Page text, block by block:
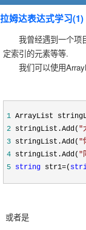
拉姆达表达式学习(1)
我曾经遇到一个项目
定索引的元素等等.
我们可以使用
1 ArrayList
2 stringList.Add( "
3 stringList.Add( "
4 stringList.Add( "
5 string str1=(
或者是